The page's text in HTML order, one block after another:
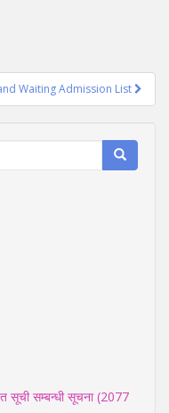
Waiting Admission List
सूची सम्बन्धी सूचना (2077